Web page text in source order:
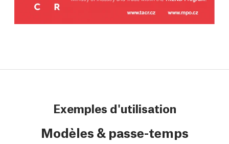
Exemples d'utilisation
Modèles & passe-temps